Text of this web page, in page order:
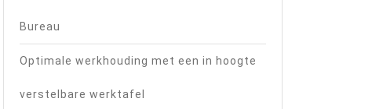
Bureau
Optimale werkhouding met een in hoogte
verstelbare werktafel